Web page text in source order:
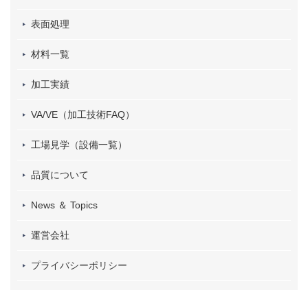
表面処理
材料一覧
加工実績
VA/VE（加工技術FAQ）
工場見学（設備一覧）
品質について
News ＆ Topics
運営会社
プライバシーポリシー